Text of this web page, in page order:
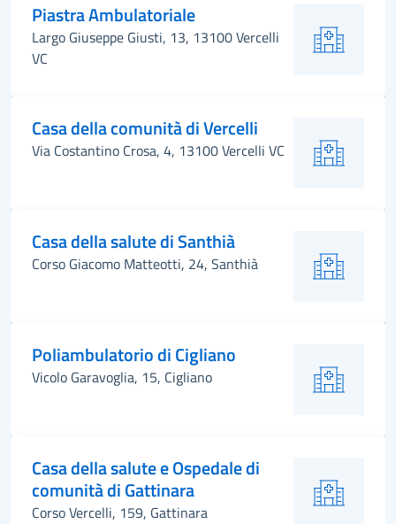
Piastra Ambulatoriale
Largo Giuseppe Giusti, 13, 13100 Vercelli
VC
Casa della comunità di Vercelli
Via Costantino Crosa, 4, 13100 Vercelli VC
Casa della salute di Santhià
Corso Giacomo Matteotti, 24, Santhià
Poliambulatorio di Cigliano
Vicolo Garavoglia, 15, Cigliano
Casa della salute e Ospedale di
comunità di Gattinara
Corso Vercelli, 159, Gattinara